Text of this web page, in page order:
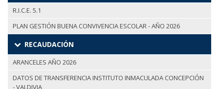
R.I.C.E. 5.1
PLAN GESTIÓN BUENA CONVIVENCIA ESCOLAR - AÑO 2026
RECAUDACIÓN
ARANCELES AÑO 2026
DATOS DE TRANSFERENCIA INSTITUTO INMACULADA CONCEPCIÓN
- VALDIVIA